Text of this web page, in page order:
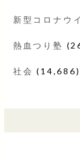
新型コロナウ
熱血つり塾
社会 (14,686)